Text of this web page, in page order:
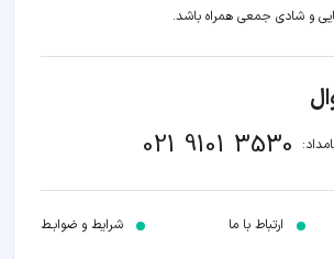
و شادی جمعی همراه باشد.
021 9101 3530
ارتباط با ما شرایط و ضوابـط